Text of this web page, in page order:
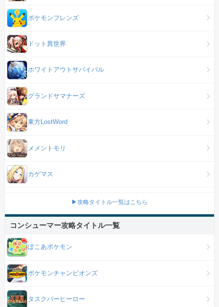
ポケモンフレンズ
ドット異世界
ホワイトアウトサバイバル
グランドサマナーズ
東方LostWord
メメントモリ
カゲマス
▶攻略タイトル一覧はこちら
コンシューマー攻略タイトル一覧
ぽこあポケモン
ポケモンチャンピオンズ
タスクバーヒーロー